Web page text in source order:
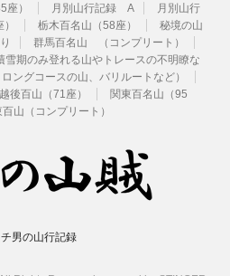
座） 月別山行記録 A
月別山行
栃木百名山（58座）
秘境の山
群馬百名山 （コンプリート）
雪期のみ登れる山やトレースの不明瞭な
ングコースの山、バリルートなど）
越後百山（71座）
関東百名山（95
山（コンプリート）
男の山行記録